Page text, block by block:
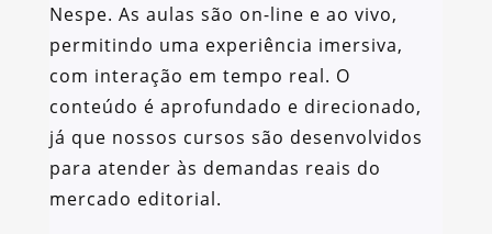
Nespe. As aulas são on-line e ao vivo,
permitindo uma experiência imersiva,
com interação em tempo real. O
conteúdo é aprofundado e direcionado,
já que nossos cursos são desenvolvidos
para atender às demandas reais do
mercado editorial.